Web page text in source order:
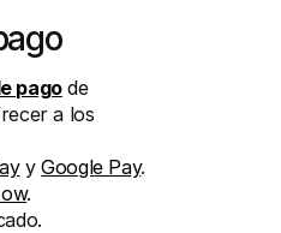
pago de
a los
y Google Pay.
.